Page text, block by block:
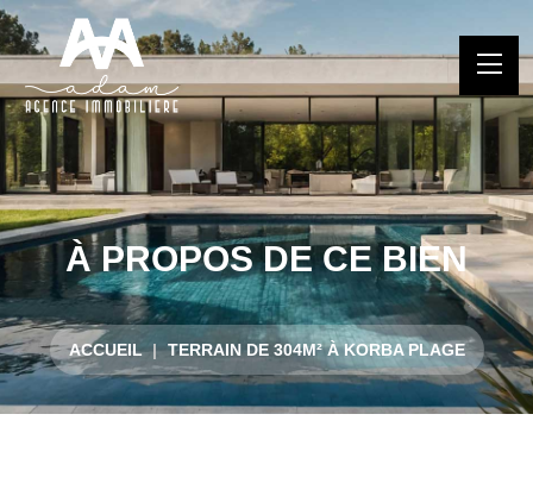
À PROPOS DE CE BIEN
ACCUEIL TERRAIN DE 304M² À KORBA PLAGE